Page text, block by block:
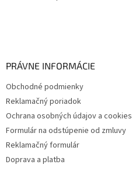
PRÁVNE INFORMÁCIE
Obchodné podmienky
Reklamačný poriadok
Ochrana osobných údajov a cookies
Formulár na odstúpenie od zmluvy
Reklamačný formulár
Doprava a platba